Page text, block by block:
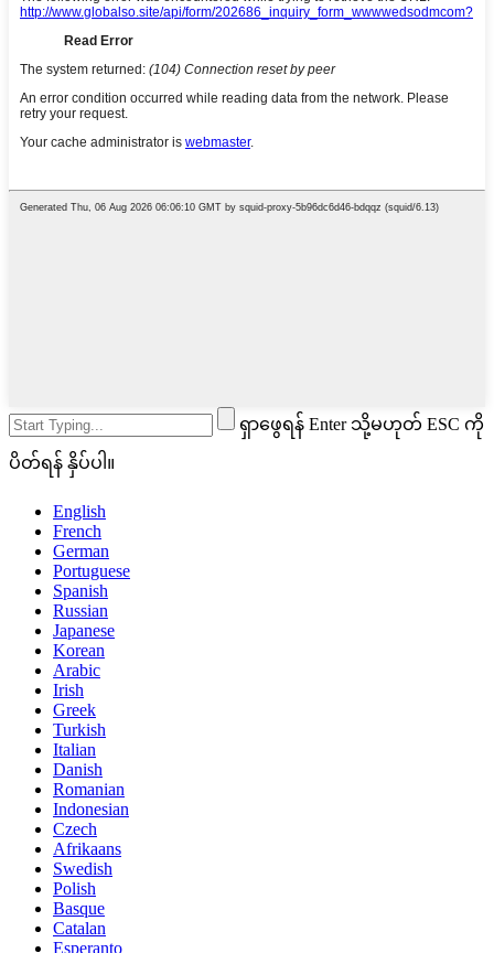
ရှာဖွေရန် Enter သို့မဟုတ် ESC ကို
ပိတ်ရန် နှိပ်ပါ။
English
French
German
Portuguese
Spanish
Russian
Japanese
Korean
Arabic
Irish
Greek
Turkish
Italian
Danish
Romanian
Indonesian
Czech
Afrikaans
Swedish
Polish
Basque
Catalan
Esperanto